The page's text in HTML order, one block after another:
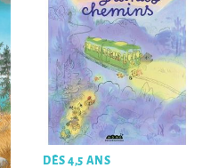
DÈS 4,5 ANS